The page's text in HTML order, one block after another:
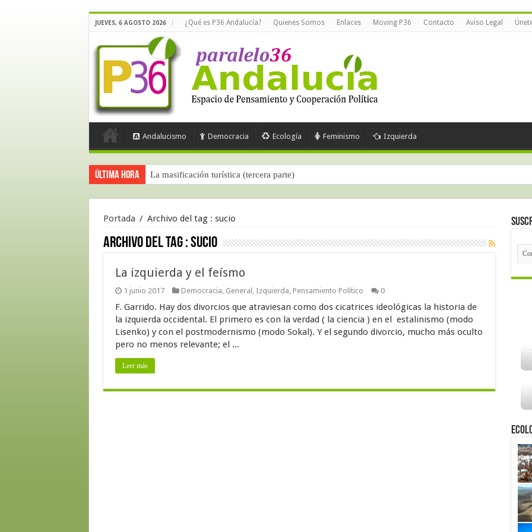
JUEVES, 6 AGOSTO 2026 ¿Qué es P36 Andalucía? Quienes Somos Enlaces Moving P36 Contacto Aviso Legal
Andalucismo Democracia Ecología Feminismo Izquierda
Última hora La masificación turística (tercera parte)
Portada / Archivo del tag : sucio
Archivo del tag :sucio
La izquierda y el feísmo
1 junio 2017 Democracia, General , Izquierda, Pensamiento Político 0
F. Garrido. Hay dos divorcios que atraviesan como dos cicatrices ideológicas la historia de
la izquierda occidental. El primero es con la verdad ( la ciencia ) en el estalinismo (modo
Lisenko) y con el postmodernismo (modo Sokal). Y el segundo divorcio, mucho más oculto
pero no menos relevante; el ...
Leer más